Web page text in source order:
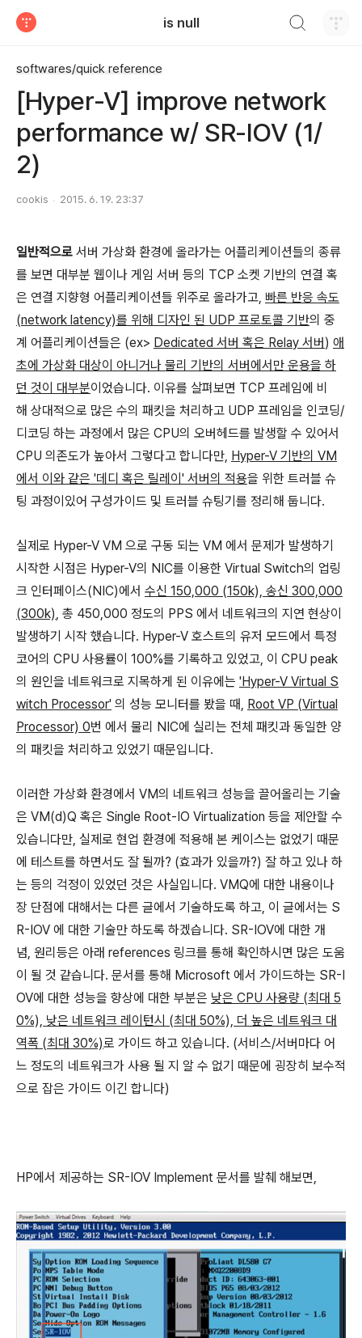
is null
softwares/quick reference
[Hyper-V] improve network
performance w/ SR-IOV (1/
2)
cookis 2015. 6. 19. 23:37
일반적으로 서버 가상화 환경에 올라가는 어플리케이션들의 종류
를 보면 대부분 웹이나 게임 서버 등의 TCP 소켓 기반의 연결 혹
은 연결 지향형 어플리케이션들 위주로 올라가고, 빠른 반응 속도
(network latency)를 위해 디자인 된 UDP 프로토콜 기반의 중
계 어플리케이션들은 (ex> Dedicated 서버 혹은 Relay 서버) 애
초에 가상화 대상이 아니거나 물리 기반의 서버에서만 운용을 하
던 것이 대부분이었습니다. 이유를 살펴보면 TCP 프레임에 비
해 상대적으로 많은 수의 패킷을 처리하고 UDP 프레임을 인코딩/
디코딩 하는 과정에서 많은 CPU의 오버헤드를 발생할 수 있어서
CPU 의존도가 높아서 그렇다고 합니다만, Hyper-V 기반의 VM
에서 이와 같은 '데디 혹은 릴레이' 서버의 적용을 위한 트러블 슈
팅 과정이있어 구성가이드 및 트러블 슈팅기를 정리해 둡니다.
실제로 Hyper-V VM 으로 구동 되는 VM 에서 문제가 발생하기
시작한 시점은 Hyper-V의 NIC를 이용한 Virtual Switch의 업링
크 인터페이스(NIC)에서 수신 150,000 (150k), 송신 300,000
(300k), 총 450,000 정도의 PPS 에서 네트워크의 지연 현상이
발생하기 시작 했습니다. Hyper-V 호스트의 유저 모드에서 특정
코어의 CPU 사용률이 100%를 기록하고 있었고, 이 CPU peak
의 원인을 네트워크로 지목하게 된 이유에는 'Hyper-V Virtual S
witch Processor' 의 성능 모니터를 봤을 때, Root VP (Virtual
Processor) 0번 에서 물리 NIC에 실리는 전체 패킷과 동일한 양
의 패킷을 처리하고 있었기 때문입니다.
이러한 가상화 환경에서 VM의 네트워크 성능을 끌어올리는 기술
은 VM(d)Q 혹은 Single Root-IO Virtualization 등을 제안할 수
있습니다만, 실제로 현업 환경에 적용해 본 케이스는 없었기 때문
에 테스트를 하면서도 잘 될까? (효과가 있을까?) 잘 하고 있나 하
는 등의 걱정이 있었던 것은 사실입니다. VMQ에 대한 내용이나
장 단점에 대해서는 다른 글에서 기술하도록 하고, 이 글에서는 S
R-IOV 에 대한 기술만 하도록 하겠습니다. SR-IOV에 대한 개
념, 원리등은 아래 references 링크를 통해 확인하시면 많은 도움
이 될 것 같습니다. 문서를 통해 Microsoft 에서 가이드하는 SR-I
OV에 대한 성능을 향상에 대한 부분은 낮은 CPU 사용량 (최대 5
0%), 낮은 네트워크 레이턴시 (최대 50%), 더 높은 네트워크 대
역폭 (최대 30%)로 가이드 하고 있습니다. (서비스/서버마다 어
느 정도의 네트워크가 사용 될 지 알 수 없기 때문에 굉장히 보수적
으로 잡은 가이드 이긴 합니다)
HP에서 제공하는 SR-IOV Implement 문서를 발췌 해보면,